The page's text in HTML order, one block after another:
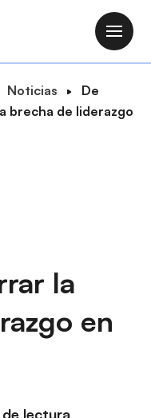
M
a
i
n
Noticias
De
brecha de liderazgo
la
en
lectura